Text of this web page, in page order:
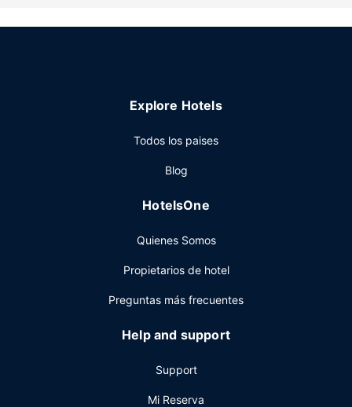
Explore Hotels
Todos los paises
Blog
HotelsOne
Quienes Somos
Propietarios de hotel
Preguntas más frecuentes
Help and support
Support
Mi Reserva